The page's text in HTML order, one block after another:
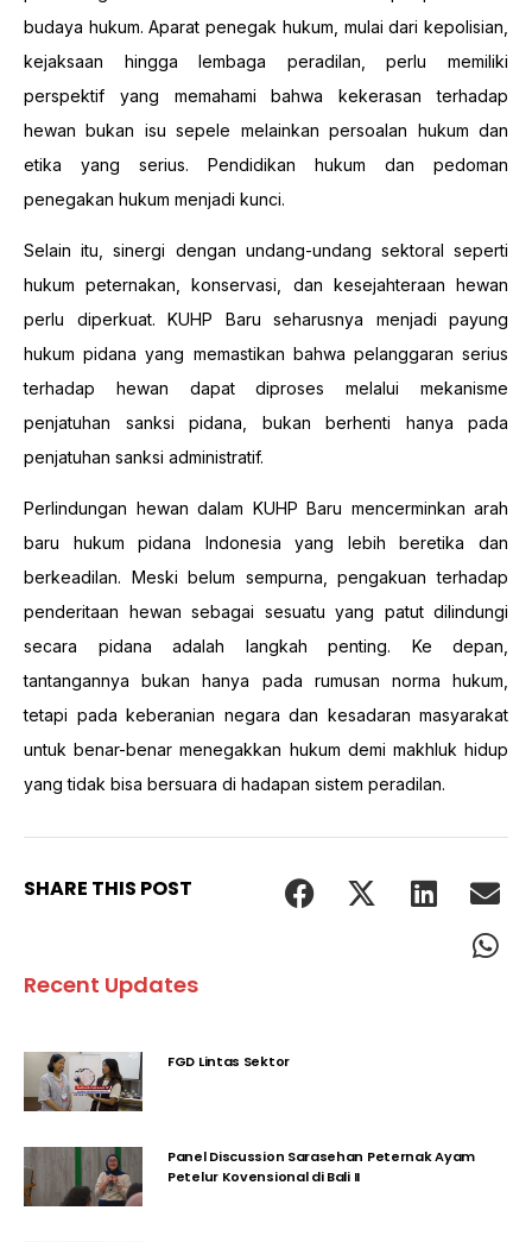
budaya hukum. Aparat penegak hukum, mulai dari kepolisian,
kejaksaan hingga lembaga peradilan, perlu memiliki
perspektif yang memahami bahwa kekerasan terhadap
hewan bukan isu sepele melainkan persoalan hukum dan
etika yang serius. Pendidikan hukum dan pedoman
penegakan hukum menjadi kunci.
Selain itu, sinergi dengan undang-undang sektoral seperti
hukum peternakan, konservasi, dan kesejahteraan hewan
perlu diperkuat. KUHP Baru seharusnya menjadi payung
hukum pidana yang memastikan bahwa pelanggaran serius
terhadap hewan dapat diproses melalui mekanisme
penjatuhan sanksi pidana, bukan berhenti hanya pada
penjatuhan sanksi administratif.
Perlindungan hewan dalam KUHP Baru mencerminkan arah
baru hukum pidana Indonesia yang lebih beretika dan
berkeadilan. Meski belum sempurna, pengakuan terhadap
penderitaan hewan sebagai sesuatu yang patut dilindungi
secara pidana adalah langkah penting. Ke depan,
tantangannya bukan hanya pada rumusan norma hukum,
tetapi pada keberanian negara dan kesadaran masyarakat
untuk benar-benar menegakkan hukum demi makhluk hidup
yang tidak bisa bersuara di hadapan sistem peradilan.
SHARE THIS POST
Recent Updates
FGD Lintas Sektor
Panel Discussion Sarasehan Peternak Ayam
Petelur Kovensional di Bali II